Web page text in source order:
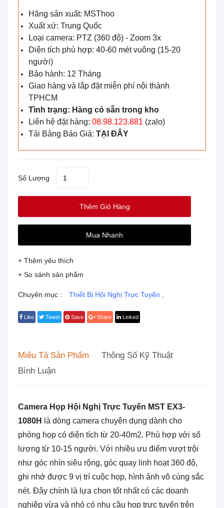
Hãng sản xuất: MSThoo
Xuất xứ: Trung Quốc
Loại camera: PTZ (360 độ) - Zoom 3x
Diện tích phù hợp: 40-60 mét vuông (15-20
người)
Bảo hành: 12 Tháng
Giao hàng và lắp đặt miễn phí nội thành
TPHCM
Tình trạng: Hàng có sẵn trong kho
Liên hệ đặt hàng: 08.98.123.881 (zalo)
Tải Bảng Báo Giá: TẠI ĐÂY
Số Lượng
Thêm Giỏ Hàng
Mua Nhanh
+ Thêm yêu thích
+ So sánh sản phẩm
Chuyên mục : Thiết Bị Hội Nghị Trực Tuyến
Like Tweet Save Share Linked
Miêu Tả Sản Phẩm
Thông Số Kỹ Thuật
Bình Luận
Camera Họp Hội Nghị Trực Tuyến MST EX3-
1080H
là dòng camera chuyên dụng dành cho
phòng họp có diện tích từ 20-40m2. Phù hợp với số
lượng từ 10-15 người. Với nhiều ưu điểm vượt trội
như góc nhìn siêu rộng, góc quay linh hoạt 360 độ,
ghi nhớ được 9 vị trí cuộc họp, hình ảnh vô cùng sắc
nét. Đây chính là lựa chọn tốt nhất có các doanh
nghiệp vừa và nhỏ có nhu cầu họp trực tuyến trên